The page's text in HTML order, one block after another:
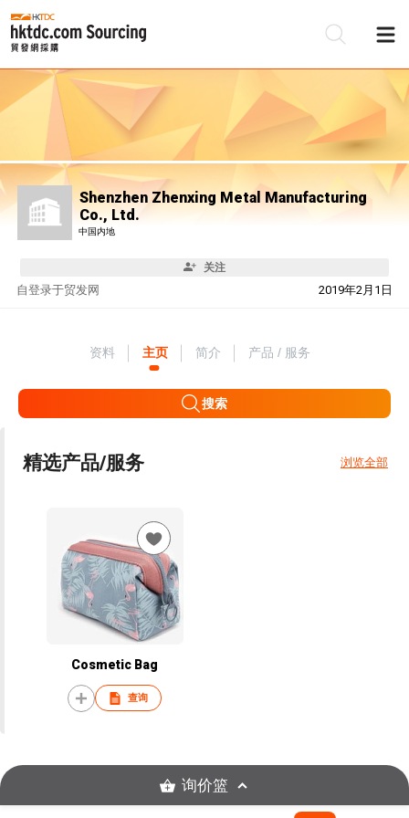
Shenzhen Zhenxing Metal Manufacturing
Co., Ltd.
中国内地
关注
自 2019年2月1日
登录于贸发网
资料 主页 简介 产品 / 服务
搜索
精选产品/服务 浏览全部
Cosmetic Bag
查询
询价篮